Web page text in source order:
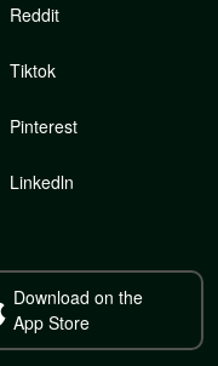
Reddit
Tiktok
Pinterest
Linkedln
Download on the
App Store